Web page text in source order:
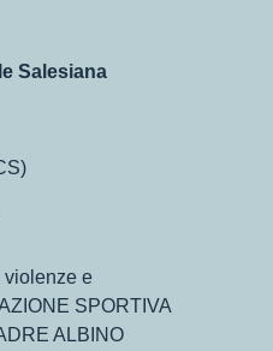
Salesiana
violenze e
SPORTIVA
ALBINO